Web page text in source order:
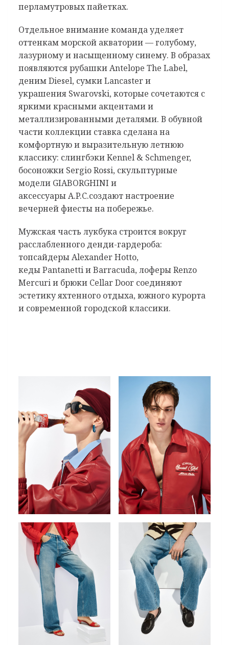
перламутровых пайетках.
Отдельное внимание команда уделяет
оттенкам морской акватории — голубому,
лазурному и насыщенному синему. В образах
появляются рубашки Antelope The Label,
деним Diesel, сумки Lancaster и
украшения Swarovski, которые сочетаются с
яркими красными акцентами и
металлизированными деталями. В обувной
части коллекции ставка сделана на
комфортную и выразительную летнюю
классику: слингбэки Kennel & Schmenger,
босоножки Sergio Rossi, скульптурные
модели GIABORGHINI и
аксессуары A.P.C.создают настроение
вечерней фиесты на побережье.
Мужская часть лукбука строится вокруг
расслабленного денди-гардероба:
топсайдеры Alexander Hotto,
кеды Pantanetti и Barracuda, лоферы Renzo
Mercuri и брюки Cellar Door соединяют
эстетику яхтенного отдыха, южного курорта
и современной городской классики.